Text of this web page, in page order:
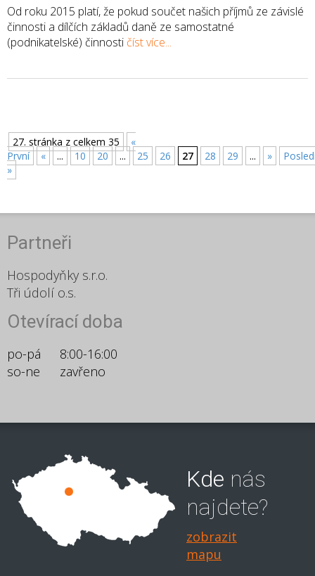
Od roku 2015 platí, že pokud součet našich příjmů ze závislé
činnosti a dílčích základů daně ze samostatné
(podnikatelské) činnosti číst více...
27. stránka z celkem 35
«
První
« ... 10 20 ... 25 26 27 28 29 ... »
»
Partneři
Hospodyňky s.r.o.
Tři údolí o.s.
Otevírací doba
po-pá
8:00-16:00
so-ne
zavřeno
Kde nás
najdete?
zobrazit
mapu